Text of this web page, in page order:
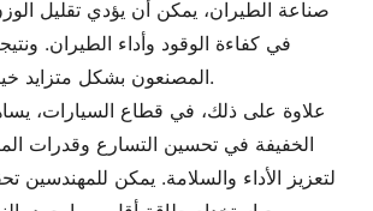
صناعة الطيران، يمكن أن يؤدي تقليل
في كفاءة الوقود وأداء الطيران.
المصنعون بشكل متزايد خيارات خفيفة الوزن.
علاوة على ذلك، في قطاع السيارات،
الخفيفة في تحسين التسارع وقدرات
لتعزيز الأداء والسلامة. يمكن